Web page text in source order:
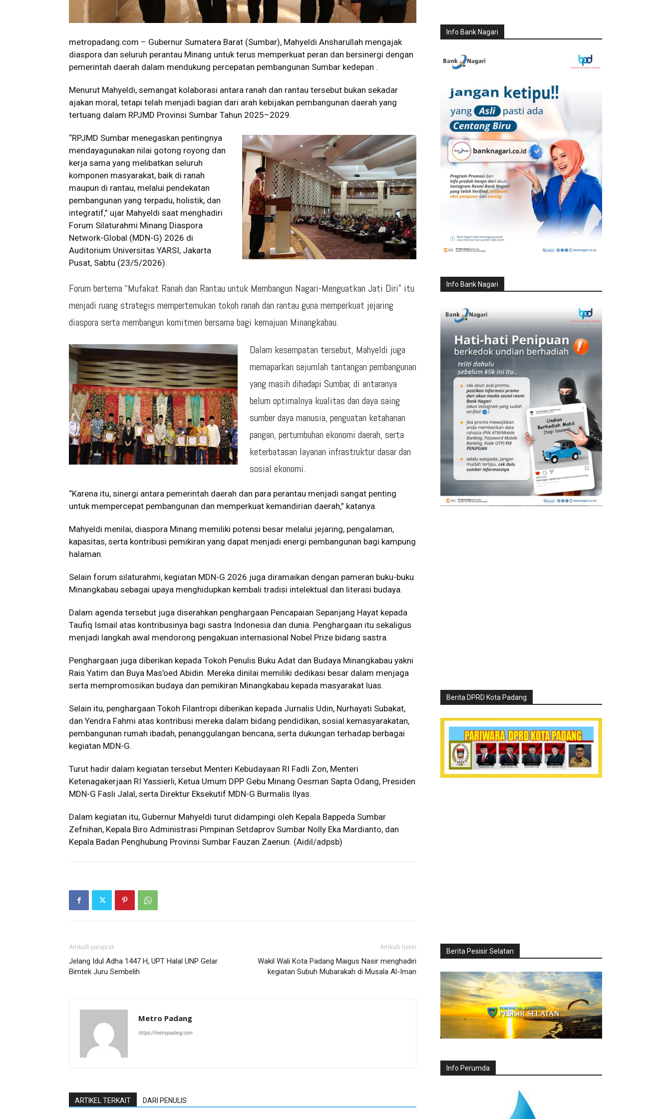
metropadang.com – Gubernur Sumatera Barat (Sumbar), Mahyeldi Ansharullah mengajak
diaspora dan seluruh perantau Minang untuk terus memperkuat peran dan bersinergi dengan
pemerintah daerah dalam mendukung percepatan pembangunan Sumbar kedepan .
Menurut Mahyeldi, semangat kolaborasi antara ranah dan rantau tersebut bukan sekadar
ajakan moral, tetapi telah menjadi bagian dari arah kebijakan pembangunan daerah yang
tertuang dalam RPJMD Provinsi Sumbar Tahun 2025–2029.
“RPJMD Sumbar menegaskan pentingnya
mendayagunakan nilai gotong royong dan
kerja sama yang melibatkan seluruh
komponen masyarakat, baik di ranah
maupun di rantau, melalui pendekatan
pembangunan yang terpadu, holistik, dan
integratif,” ujar Mahyeldi saat menghadiri
Forum Silaturahmi Minang Diaspora
Network-Global (MDN-G) 2026 di
Auditorium Universitas YARSI, Jakarta
Pusat, Sabtu (23/5/2026).
Forum bertema “Mufakat Ranah dan Rantau untuk Membangun Nagari-Menguatkan Jati Diri” itu
menjadi ruang strategis mempertemukan tokoh ranah dan rantau guna memperkuat jejaring
diaspora serta membangun komitmen bersama bagi kemajuan Minangkabau.
Dalam kesempatan tersebut, Mahyeldi juga
memaparkan sejumlah tantangan pembangunan
yang masih dihadapi Sumbar, di antaranya
belum optimalnya kualitas dan daya saing
sumber daya manusia, penguatan ketahanan
pangan, pertumbuhan ekonomi daerah, serta
keterbatasan layanan infrastruktur dasar dan
sosial ekonomi.
“Karena itu, sinergi antara pemerintah daerah dan para perantau menjadi sangat penting
untuk mempercepat pembangunan dan memperkuat kemandirian daerah,” katanya.
Mahyeldi menilai, diaspora Minang memiliki potensi besar melalui jejaring, pengalaman,
kapasitas, serta kontribusi pemikiran yang dapat menjadi energi pembangunan bagi kampung
halaman.
Selain forum silaturahmi, kegiatan MDN-G 2026 juga diramaikan dengan pameran buku-buku
Minangkabau sebagai upaya menghidupkan kembali tradisi intelektual dan literasi budaya.
Dalam agenda tersebut juga diserahkan penghargaan Pencapaian Sepanjang Hayat kepada
Taufiq Ismail atas kontribusinya bagi sastra Indonesia dan dunia. Penghargaan itu sekaligus
menjadi langkah awal mendorong pengakuan internasional Nobel Prize bidang sastra.
Penghargaan juga diberikan kepada Tokoh Penulis Buku Adat dan Budaya Minangkabau yakni
Rais Yatim dan Buya Mas’oed Abidin. Mereka dinilai memiliki dedikasi besar dalam menjaga
serta mempromosikan budaya dan pemikiran Minangkabau kepada masyarakat luas.
Selain itu, penghargaan Tokoh Filantropi diberikan kepada Jurnalis Udin, Nurhayati Subakat,
dan Yendra Fahmi atas kontribusi mereka dalam bidang pendidikan, sosial kemasyarakatan,
pembangunan rumah ibadah, penanggulangan bencana, serta dukungan terhadap berbagai
kegiatan MDN-G.
Turut hadir dalam kegiatan tersebut Menteri Kebudayaan RI Fadli Zon, Menteri
Ketenagakerjaan RI Yassierli, Ketua Umum DPP Gebu Minang Oesman Sapta Odang, Presiden
MDN-G Fasli Jalal, serta Direktur Eksekutif MDN-G Burmalis Ilyas.
Dalam kegiatan itu, Gubernur Mahyeldi turut didampingi oleh Kepala Bappeda Sumbar
Zefnihan, Kepala Biro Administrasi Pimpinan Setdaprov Sumbar Nolly Eka Mardianto, dan
Kepala Badan Penghubung Provinsi Sumbar Fauzan Zaenun. (Aidil/adpsb)
Artikulli paraprak
Jelang Idul Adha 1447 H, UPT Halal UNP Gelar
Bimtek Juru Sembelih
Artikulli tjetër
Wakil Wali Kota Padang Maigus Nasir menghadiri
kegiatan Subuh Mubarakah di Musala Al-Iman
Metro Padang
https://metropadang.com
ARTIKEL TERKAIT DARI PENULIS
Info Bank Nagari
Info Bank Nagari
Berita DPRD Kota Padang
Berita Pesisir Selatan
Info Perumda